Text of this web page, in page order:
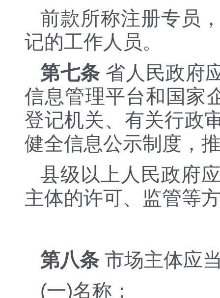
前款所称注册专员
记的工作人员。
第七条省人民政府
信息管理平台和国家
登记机关、有关行政
健全信息公示制度，
县级以上人民政府
主体的许可、监管等
第八条市场主体应
(一)名称；